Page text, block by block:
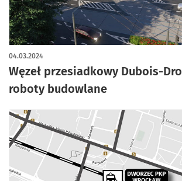
Węzeł przesiadkowy Dubois-
roboty budowlane
04.03.2024